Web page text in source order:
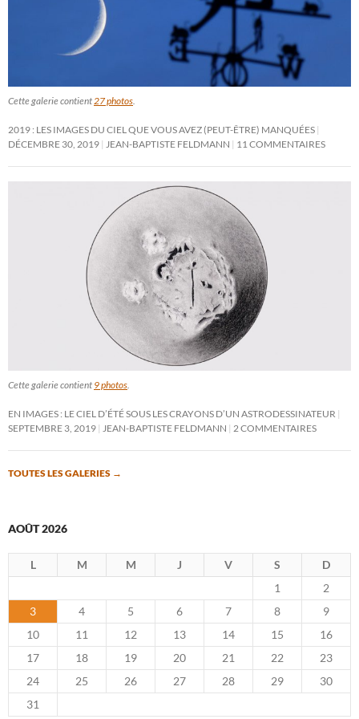
Cette galerie contient 27 photos
2019 : LES IMAGES DU CIEL QUE VOUS AVEZ (PEUT-ÊTRE) MANQUÉES
DÉCEMBRE 30, 2019
JEAN-BAPTISTE FELDMANN 11 COMMENTAIRES
Cette galerie contient 9 photos.
EN IMAGES : LE CIEL D’ÉTÉ SOUS LES CRAYONS D’UN ASTRODESSINATEUR
SEPTEMBRE 3, 2019 JEAN-BAPTISTE FELDMANN 2 COMMENTAIRES
TOUTES LES GALERIES →
AOÛT 2026
L M M J V S
D
1
2
3
4 5 6 7 8
9
10
11 12 13 14 15
16
17
18 19 20 21 22
23
24
25 26 27 28 29
30
31